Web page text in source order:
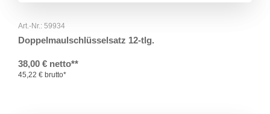
Art.-Nr.: 59934
Doppelmaulschlüsselsatz 12-tlg.
38,00 € netto**
45,22 € brutto*